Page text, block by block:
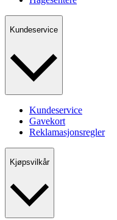
Kundeservice
Kundeservice
Gavekort
Reklamasjonsregler
Kjøpsvilkår